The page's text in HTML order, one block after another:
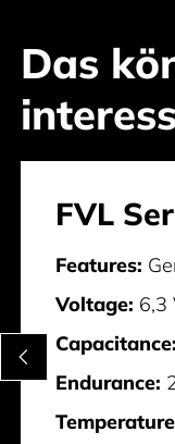
Das
FVL
Features:
Voltage: 6,3
Capacitance:
Endurance: